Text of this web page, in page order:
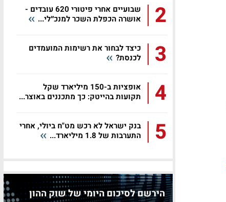
2
שבועיים אחרי פיטורי 620 עובדים -
אושרה הכפלת השכר למנכ״לי...
3
כיצד לבחור את רשימות המועמדים
לכנסת?
4
אופציות ב-150 מיליארד שקל
תקועות בהייטק: כך מתכננים באוצר...
5
בנק ישראל לא רכש מט"ח ביולי, אחרי
התערבות של 1.8 מיליארד...
הירשם לסיכום היומי של שוק ההון